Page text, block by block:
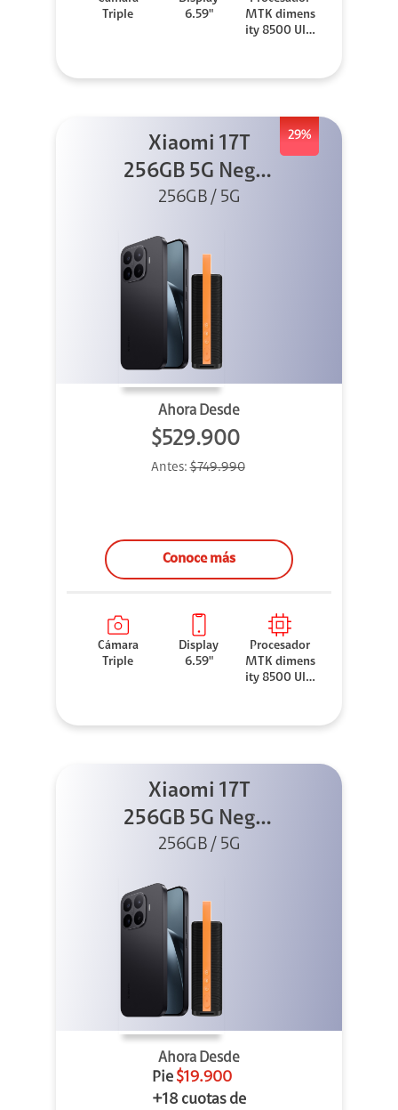
Triple
6.59"
MTK dimens
ity 8500 Ultr
29%
Xiaomi 17T
256GB 5G Negro
+ Sound
256GB / 5G
Ahora Desde
$529.900
Antes:$749.990
Conoce más
Cámara
Triple
Display
6.59"
Procesador
MTK dimens
ity 8500 Ultr
Xiaomi 17T
256GB 5G Negro
+ Sound
256GB / 5G
Ahora Desde
Pie $19.900
+18 cuotas de